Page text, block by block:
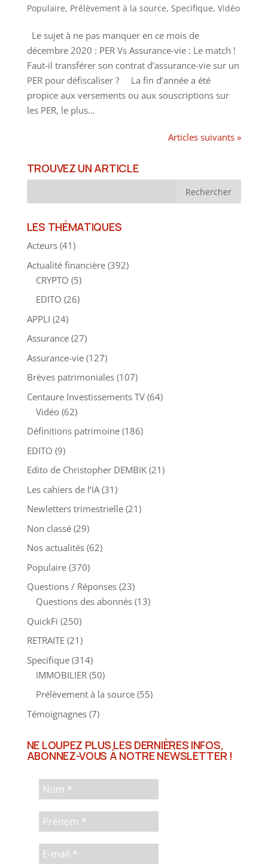
Populaire, Prélèvement à la source, Specifique, Vidéo
Le sujet à ne pas manquer en ce mois de
décembre 2020 : PER Vs Assurance-vie : Le match !
Faut-il transférer son contrat d’assurance-vie sur un
PER pour défiscaliser ? La fin d’année a été
propice aux versements ou aux souscriptions sur
les PER, le plus...
Articles suivants »
TROUVEZ UN ARTICLE
LES THÉMATIQUES
Acteurs(41)
Actualité financière(392)
CRYPTO (5)
EDITO (26)
APPLI (24)
Assurance(27)
Assurance-vie(127)
Brèves patrimoniales(107)
Centaure Investissements TV(64)
Vidéo(62)
Définitions patrimoine(186)
EDITO (9)
Edito de Christopher DEMBIK(21)
Les cahiers de l’IA(31)
Newletters trimestrielle(21)
Non classé(29)
Nos actualités(62)
Populaire(370)
Questions / Réponses(23)
Questions des abonnés(13)
QuickFi (250)
RETRAITE(21)
Specifique(314)
IMMOBILIER(50)
Prélèvement à la source(55)
Témoignagnes(7)
NE LOUPEZ PLUS LES DERNIÈRES INFOS,
ABONNEZ-VOUS À NOTRE NEWSLETTER !